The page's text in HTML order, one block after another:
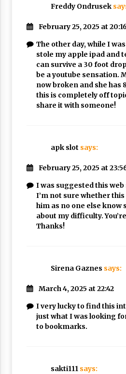
Freddy Ondrusek
February 25, 2025 at
The other day, while I
stole my apple ipad and
can survive a 30 foot
be a youtube sensation.
now broken and she has
this is completely off
share it with someone!
apk slot says:
February 25, 2025 at
I was suggested this web
I’m not sure whether
him as no one else know
about my difficulty.
Thanks!
Sirena Gaznes says:
March 4, 2025 at 22:42
I very lucky to find this
just what I was looking
to bookmarks.
sakti111 says: